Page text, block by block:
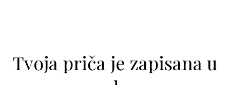
Tvoja priča je zapisana u